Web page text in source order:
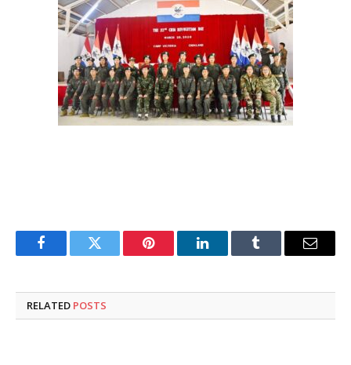
FacebookTwitter Pinterest LinkedInTumblr Email
RELATED POSTS